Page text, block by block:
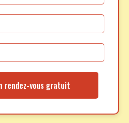
rendez-vous gratuit